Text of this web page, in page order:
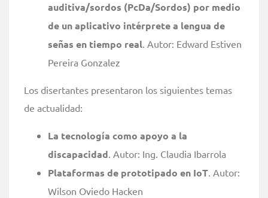
auditiva/sordos (PcDa/Sordos) por medio
de un aplicativo intérprete a lengua de
señas en tiempo real. Autor: Edward Estiven
Pereira Gonzalez
Los disertantes presentaron los siguientes temas
de actualidad:
La tecnología como apoyo a la
discapacidad. Autor: Ing. Claudia Ibarrola
Plataformas de prototipado en IoT. Autor:
Wilson Oviedo Hacken